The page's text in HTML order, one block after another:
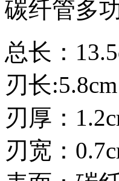
碳纤管多
总长：
刃长:5.8cm
刃厚：
刃宽：